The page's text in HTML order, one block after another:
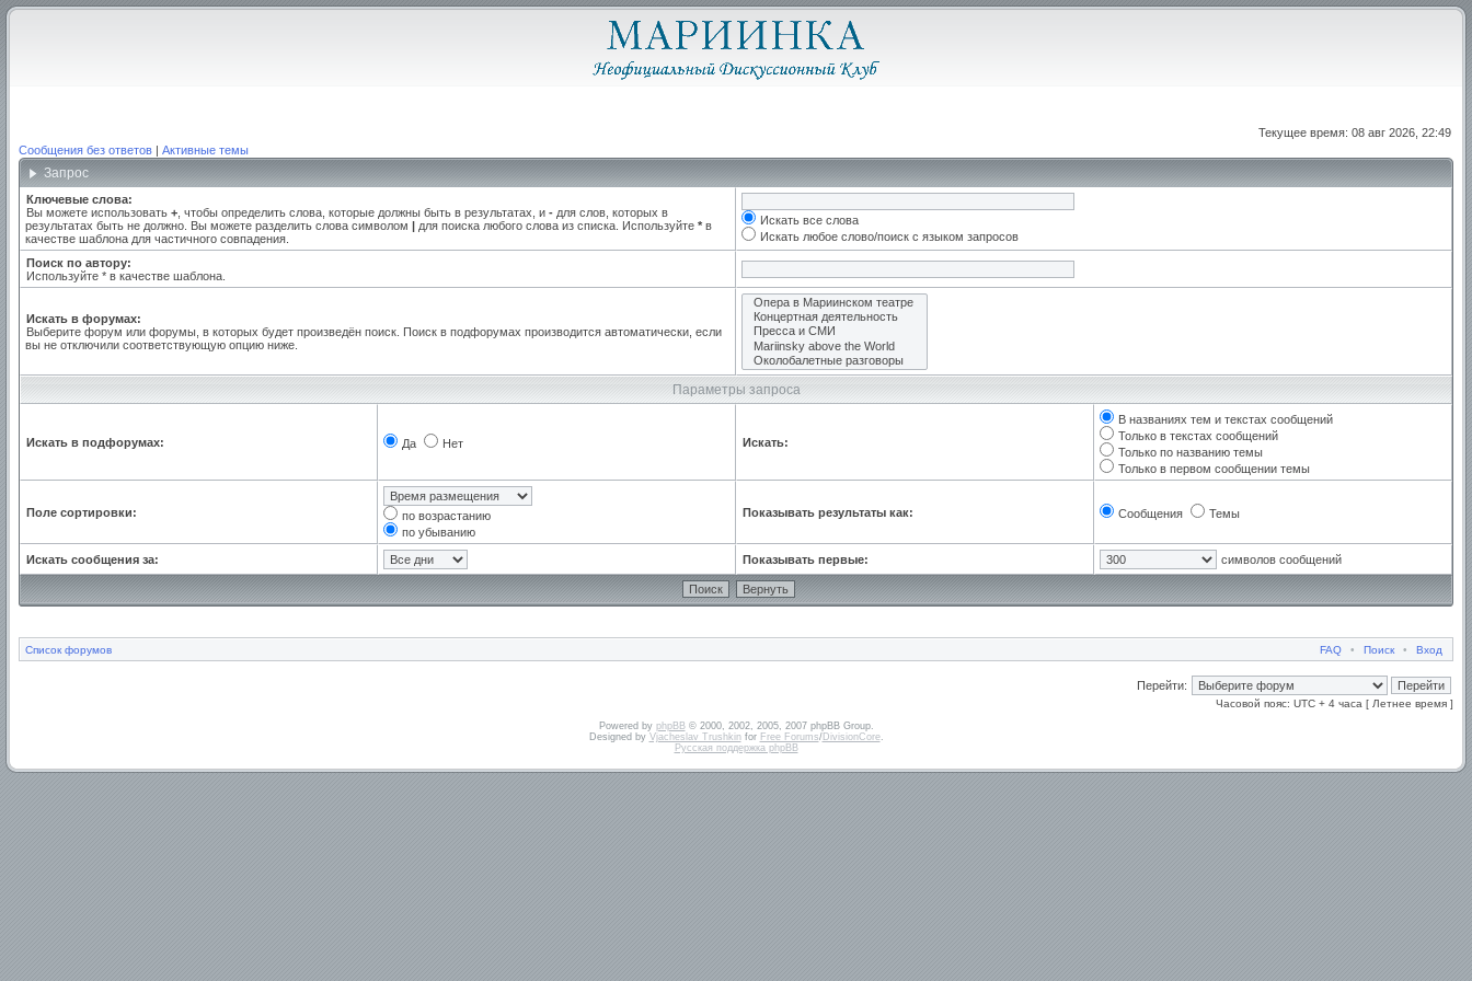
Текущее время: 08 авг 2026, 22:49
Сообщения без ответов | Активные темы
Запрос
Ключевые слова:
Вы можете использовать + , чтобы определить слова, которые должны быть в результатах, и - для слов, которых в
результатах быть не должно. Вы можете разделить слова символом | для поиска любого слова из списка. Используйте * в
качестве шаблона для частичного совпадения.
Искать все слова
Искать любое слово/поиск с языком запросов
Поиск по автору:
Используйте * в качестве шаблона.
Искать в форумах:
Выберите форум или форумы, в которых будет произведён поиск. Поиск в подфорумах производится автоматически, если
вы не отключили соответствующую опцию ниже.
Параметры запроса
Искать в подфорумах: Да Нет Искать:
В названиях тем и текстах сообщений
Только в текстах сообщений
Только по названию темы
Только в первом сообщении темы
Поле сортировки:
по возрастанию
по убыванию
Показывать результаты как: Сообщения Темы
Искать сообщения за: Показывать первые: символов сообщений
Список форумов FAQ • Поиск • Вход
Перейти:
Часовой пояс: UTC + 4 часа [ Летнее время ]
Powered by phpBB© 2000, 2002, 2005, 2007 phpBB Group.
Designed by Vjacheslav Trushkinfor Free Forums/DivisionCore.
Русская поддержка phpBB